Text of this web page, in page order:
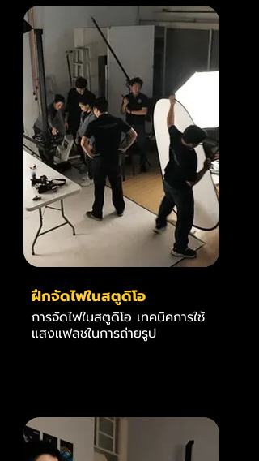
ฝึกจัดไฟในสตูดิโอ
การจัดไฟในสตูดิโอ เทคนิคการใช้
แสงแฟลชในการถ่ายรูป